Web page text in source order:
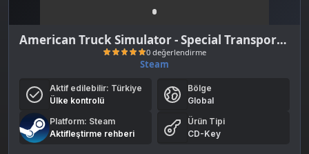
American Truck Simulator - Special Transport (DLC)
Steam
Aktif edilebilir: Türkiye
Ülke kontrolü
Bölge
Global
Platform: Steam
Aktifleştirme rehberi
Ürün Tipi
CD-Key